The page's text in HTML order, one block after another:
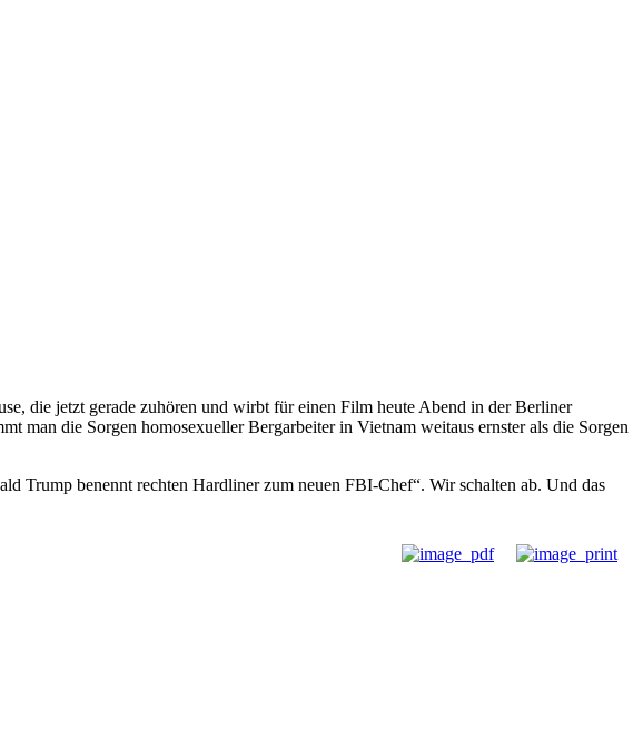
die jetzt gerade zuhören und wirbt für einen Film heute Abend in der Berliner
man die Sorgen homosexueller Bergarbeiter in Vietnam weitaus ernster als die Sorgen
Trump benennt rechten Hardliner zum neuen FBI-Chef“. Wir schalten ab. Und das